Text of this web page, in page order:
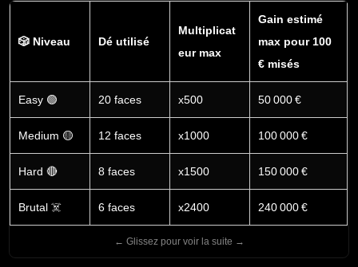
🎲 Niveau Dé utilisé
Multiplicat
eur max
Gain estimé
max pour 100
€ misés
Easy 🟢 20 faces x500 50 000 €
Medium 🟡 12 faces x1000 100 000 €
Hard 🔴 8 faces x1500 150 000 €
Brutal ☠️ 6 faces x2400 240 000 €